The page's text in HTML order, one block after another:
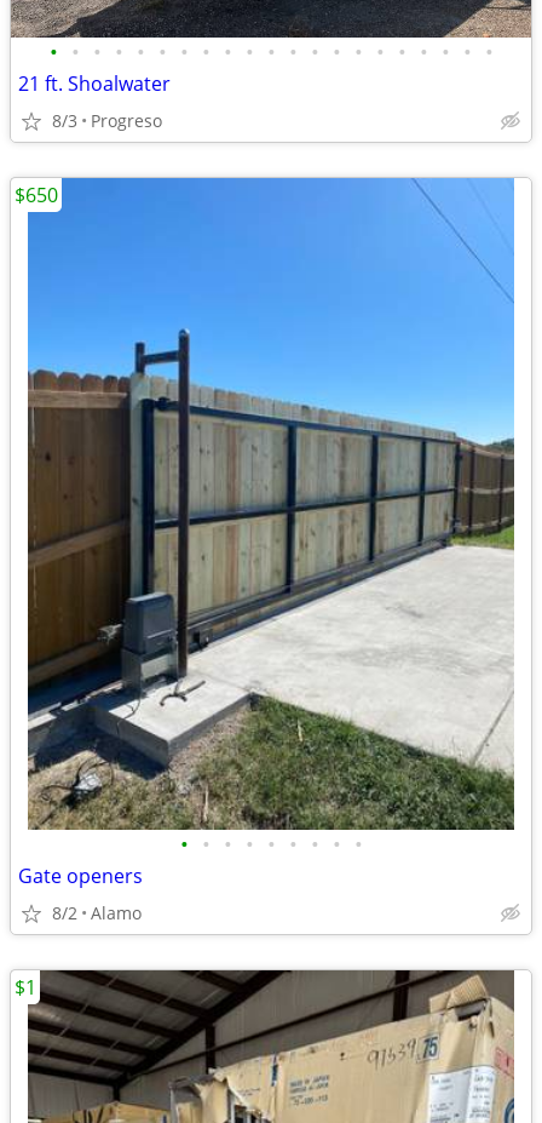
• • • • • • • • • • • • • • • • • • • • •
21 ft. Shoalwater
8/3 Progreso
• • • • • • • • •
Gate openers
8/2 Alamo
$650
$1